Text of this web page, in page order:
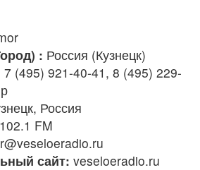
: Россия (Кузнецк)
7 (495) 921‑40-41, 8 (495) 229-
Россия
102.1 FM
сайт: veseloeradio.ru